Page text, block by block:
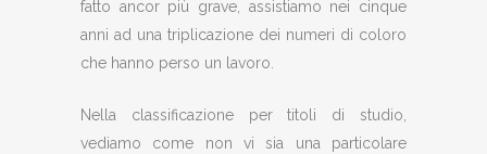
fatto ancor più grave, assistiamo nei cinque
anni ad una triplicazione dei numeri di coloro
che hanno perso un lavoro.
Nella classificazione per titoli di studio,
vediamo come non vi sia una particolare